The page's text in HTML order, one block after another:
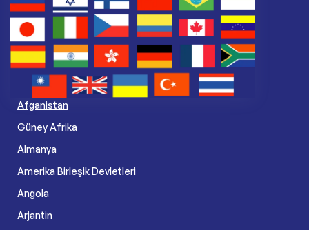
Afganistan
Güney Afrika
Almanya
Amerika Birleşik Devletleri
Angola
Arjantin